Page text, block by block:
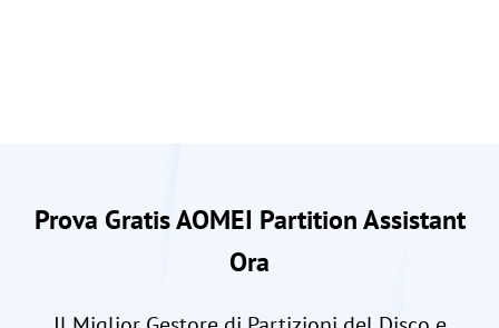
Prova Gratis AOMEI Partition Assistant
Ora